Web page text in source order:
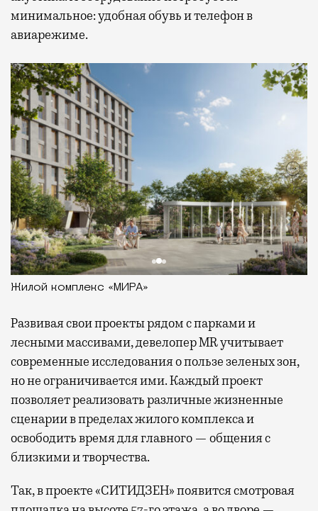
минимальное: удобная обувь и телефон в
авиарежиме.
Жилой комплекс «МИРА»
Развиваясвои проекты рядом с парками и
лесными массивами, девелопер MR учитывает
современные исследования о пользе зеленых зон,
но не ограничивается ими. Каждый проект
позволяет реализовать различные жизненные
сценарии в пределах жилого комплекса и
освободить время для главного — общения с
близкими и творчества.
Так, в проекте «СИТИДЗЕН» появится смотровая